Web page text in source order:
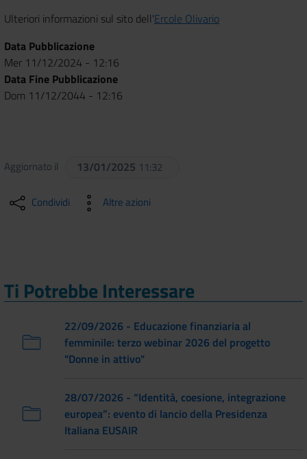
Ulteriori informazioni sul sito dell'Ercole Olivario
Data Pubblicazione
Mer 11/12/2024 - 12:16
Data Fine Pubblicazione
Dom 11/12/2044 - 12:16
Aggiornato il 13/01/2025 11:32
Condividi Altre azioni
Ti Potrebbe Interessare
22/09/2026 - Educazione finanziaria al
femminile: terzo webinar 2026 del progetto
"Donne in attivo"
28/07/2026 - “Identità, coesione, integrazione
europea”: evento di lancio della Presidenza
Italiana EUSAIR